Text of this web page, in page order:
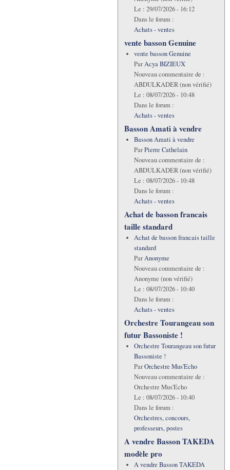
Le : 29/07/2026 - 16:12
Dans le forum :
Achats - ventes
vente basson Genuine
vente basson Genuine
ParAcya BIZIEUX
Nouveau commentaire de :
ABDULKADER (non vérifié)
Le : 08/07/2026 - 10:48
Dans le forum :
Achats - ventes
Basson Amati à vendre
Basson Amati à vendre
ParPierre Cathelain
Nouveau commentaire de :
ABDULKADER (non vérifié)
Le : 08/07/2026 - 10:48
Dans le forum :
Achats - ventes
Achat de basson francais
taille standard
Achat de basson francais taille
standard
ParAnonyme
Nouveau commentaire de :
Anonyme (non vérifié)
Le : 08/07/2026 - 10:40
Dans le forum :
Achats - ventes
Orchestre Tourangeau son
futur Bassoniste !
Orchestre Tourangeau son futur
Bassoniste !
ParOrchestre Mus'Echo
Nouveau commentaire de :
Orchestre Mus'Echo
Le : 08/07/2026 - 10:40
Dans le forum :
Orchestres, concours,
professeurs, postes
A vendre Basson TAKEDA
modèle pro
A vendre Basson TAKEDA